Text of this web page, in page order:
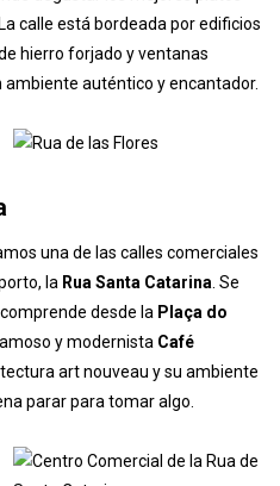
Bento, comienza una ruta por
moda de Oporto: laRua de las
de edificios históricos,
calle está bordeada por edificios
auténtico y encantador.
una de las calles comerciales
laRua Santa Catarina
y modernistaCafé